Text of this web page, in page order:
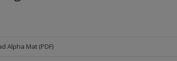
Alpha Mat (PDF)